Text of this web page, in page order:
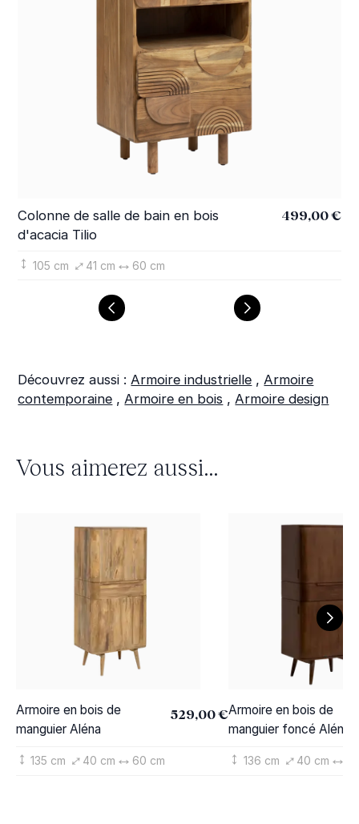
Colonne de salle de bain en bois
d'acacia Tilio
499,00 €
105 cm 41 cm 60 cm
Découvrez aussi : Armoire industrielle ,Armoire
contemporaine ,Armoire en bois ,Armoire design
Vous aimerez aussi...
Armoire en bois de
manguier Aléna
529,00 €
135 cm 40 cm 60 cm
Armoire en bois de
manguier foncé Aléna
136 cm 40 cm